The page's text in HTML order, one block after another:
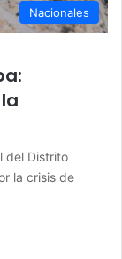
Nacionales
del Distrito
la crisis de